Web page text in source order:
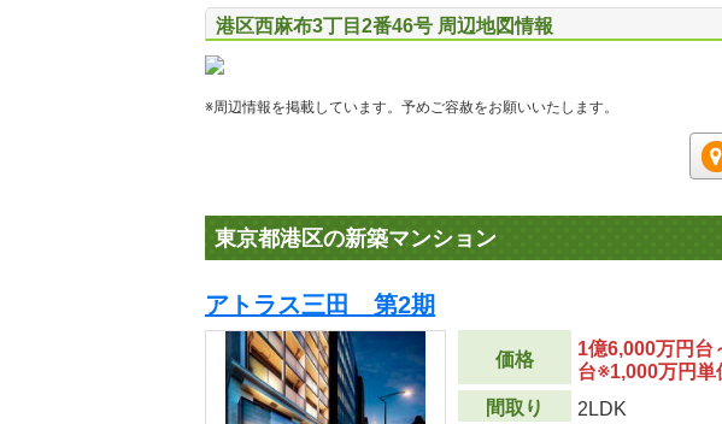
港区西麻布3丁目2番46号 周辺地図情報
※周辺情報を掲載しています。予めご容赦をお願いいたします。
東京都港区の新築マンション
アトラス三田 第2期
価格
1億6,000万円台
台※1,000万円単
間取り
2LDK